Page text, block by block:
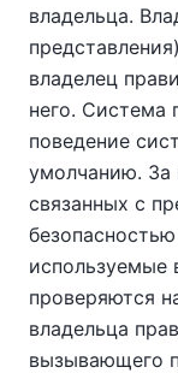
владельца.
владелец
него. Система
поведение
умолчанию. За
связанных с
используемые
проверяются
владельца
вызывающего